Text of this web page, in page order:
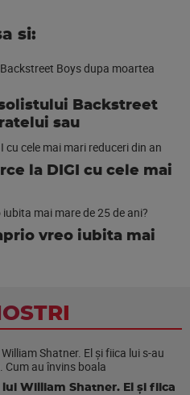
si:
Backstreet
sau
la DIGI cu cele mai
vreo iubita mai
William Shatner. El și fiica